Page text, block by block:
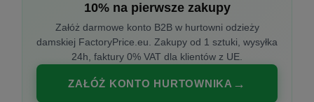
10% na pierwsze zakupy
Załóż darmowe konto B2B w hurtowni odzieży
damskiej FactoryPrice.eu. Zakupy od 1 sztuki, wysyłka
24h, faktury 0% VAT dla klientów z UE.
ZAŁÓŻ KONTO HURTOWNIKA